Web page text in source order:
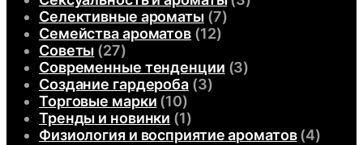
Селективные ароматы(7)
Семейства ароматов(12)
Советы (27)
Современные тенденции (3)
Создание гардероба(3)
Торговые марки (10)
Тренды и новинки (1)
Физиология и восприятие ароматов(4)